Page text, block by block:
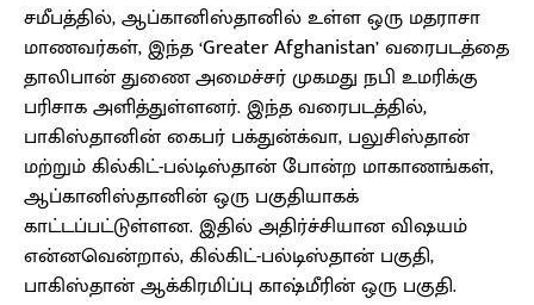
சமீபத்தில், ஆப்கானிஸ்தானில் உள்ள ஒரு மதராசா
மாணவர்கள், இந்த ‘Greater Afghanistan’ வரைபடத்தை
தாலிபான் துணை அமைச்சர் முகமது நபி உமரிக்கு
பரிசாக அளித்துள்ளனர். இந்த வரைபடத்தில்,
பாகிஸ்தானின் கைபர் பக்துன்க்வா, பலுசிஸ்தான்
மற்றும் கில்கிட்-பல்டிஸ்தான் போன்ற மாகாணங்கள்,
ஆப்கானிஸ்தானின் ஒரு பகுதியாகக்
காட்டப்பட்டுள்ளன. இதில் அதிர்ச்சியான விஷயம்
என்னவென்றால், கில்கிட்-பல்டிஸ்தான் பகுதி,
பாகிஸ்தான் ஆக்கிரமிப்பு காஷ்மீரின் ஒரு பகுதி.